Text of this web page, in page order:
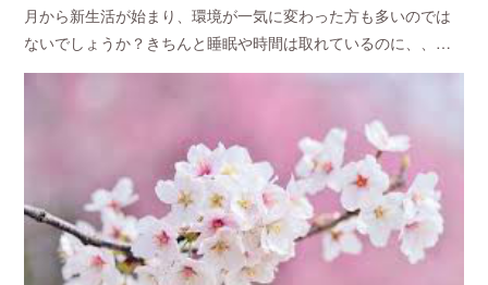
月から新生活が始まり、環境が一気に変わった方も多いのでは
ないでしょうか？きちんと睡眠や時間は取れているのに、、…